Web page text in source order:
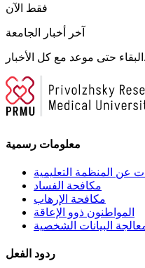
فقط الآن
آخر أخبار الجامعة
البقاء حتى موعد مع كل الأخبار.
معلومات رسمية
عن المنظمة التعليمية
مكافحة الفساد
مكافحة الإرهاب
المواطنون ذوو الإعاقة
البيانات الشخصية
ردود الفعل